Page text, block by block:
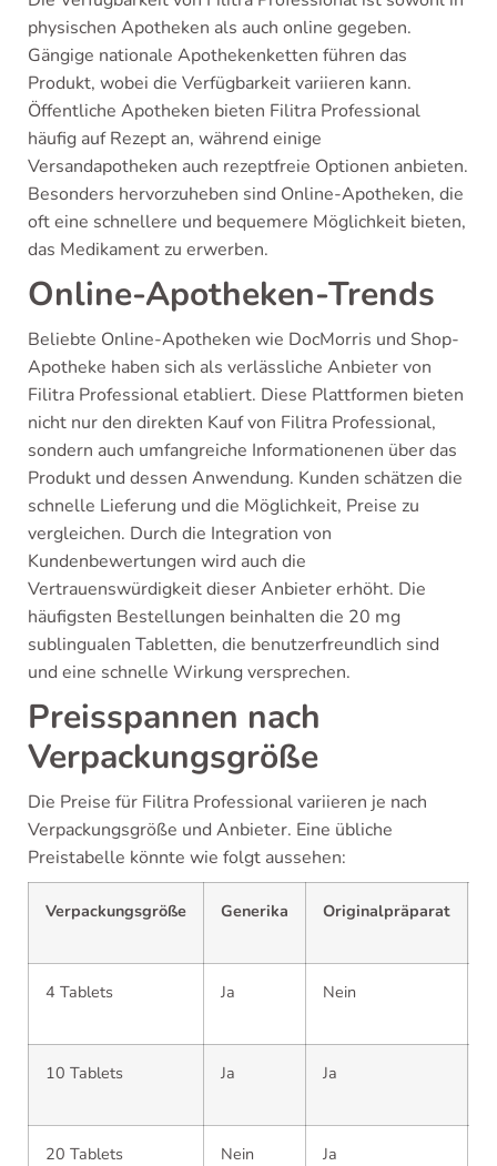
physischen Apotheken als auch online gegeben.
Gängige nationale Apothekenketten führen das
Produkt, wobei die Verfügbarkeit variieren kann.
Öffentliche Apotheken bieten Filitra Professional
häufig auf Rezept an, während einige
Versandapotheken auch rezeptfreie Optionen anbieten.
Besonders hervorzuheben sind Online-Apotheken, die
oft eine schnellere und bequemere Möglichkeit bieten,
das Medikament zu erwerben.
Online-Apotheken-Trends
Beliebte Online-Apotheken wie DocMorris und Shop-
Apotheke haben sich als verlässliche Anbieter von
Filitra Professional etabliert. Diese Plattformen bieten
nicht nur den direkten Kauf von Filitra Professional,
sondern auch umfangreiche Informationenen über das
Produkt und dessen Anwendung. Kunden schätzen die
schnelle Lieferung und die Möglichkeit, Preise zu
vergleichen. Durch die Integration von
Kundenbewertungen wird auch die
Vertrauenswürdigkeit dieser Anbieter erhöht. Die
häufigsten Bestellungen beinhalten die 20 mg
sublingualen Tabletten, die benutzerfreundlich sind
und eine schnelle Wirkung versprechen.
Preisspannen nach
Verpackungsgröße
Die Preise für Filitra Professional variieren je nach
Verpackungsgröße und Anbieter. Eine übliche
Preistabelle könnte wie folgt aussehen:
Verpackungsgröße Generika Originalpräparat
4 Tablets Ja Nein
10 Tablets Ja Ja
20 Tablets Nein Ja